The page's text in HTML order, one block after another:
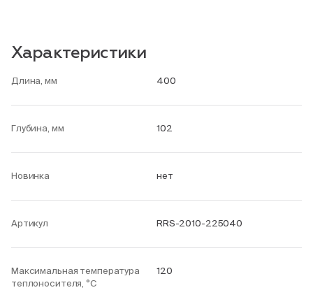
Характеристики
Длина, мм 400
Глубина, мм 102
Новинка нет
Артикул RRS-2010-225040
Максимальная температура
теплоносителя, °С
120